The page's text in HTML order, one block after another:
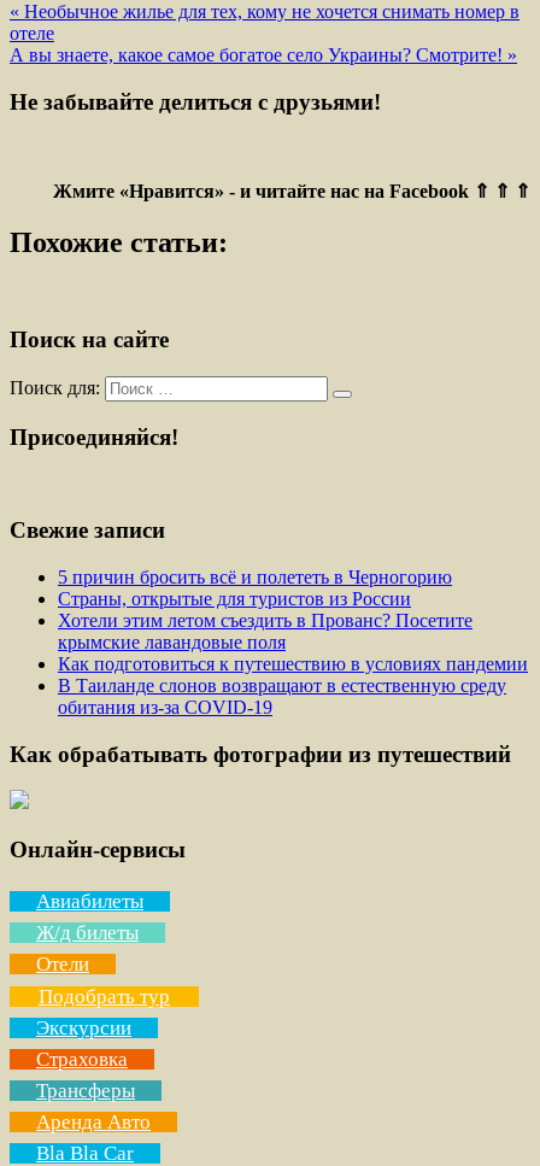
« Необычное жилье для тех, кому не хочется снимать номер в
отеле
А вы знаете, какое самое богатое село Украины? Смотрите! »
Не забывайте делиться с друзьями!
Жмите «Нравится» - и читайте нас на Facebook ⇑ ⇑ ⇑
Похожие статьи:
Поиск на сайте
Поиск для:
Присоединяйся!
Свежие записи
5 причин бросить всё и полететь в Черногорию
Страны, открытые для туристов из России
Хотели этим летом съездить в Прованс? Посетите
крымские лавандовые поля
Как подготовиться к путешествию в условиях пандемии
В Таиланде слонов возвращают в естественную среду
обитания из-за COVID-19
Как обрабатывать фотографии из путешествий
Онлайн-сервисы
Авиабилеты
Ж/д билеты
Отели
Подобрать тур
Экскурсии
Страховка
Трансферы
Аренда Авто
Bla Bla Car